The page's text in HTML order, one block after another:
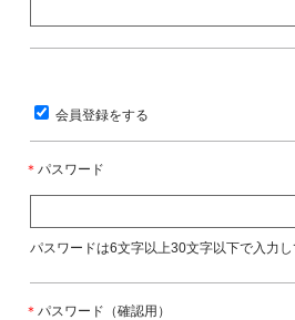
会員登録をする
＊パスワード
パスワードは6文字以上30文字以下で入力し
＊パスワード（確認用）